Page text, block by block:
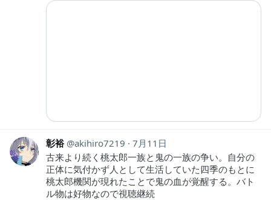
彰裕 akihiro7219
7月11日
古来より続く桃太郎一族と鬼の一族の争い。自分の
正体に気付かず人として生活していた四季のもとに
桃太郎機関が現れたことで鬼の血が覚醒する。バト
ル物は好物なので視聴継続